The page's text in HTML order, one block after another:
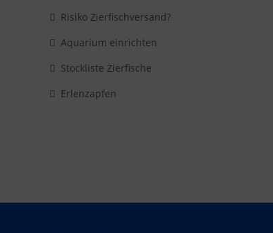
Risiko Zierfischversand?
Aquarium einrichten
Stockliste Zierfische
Erlenzapfen